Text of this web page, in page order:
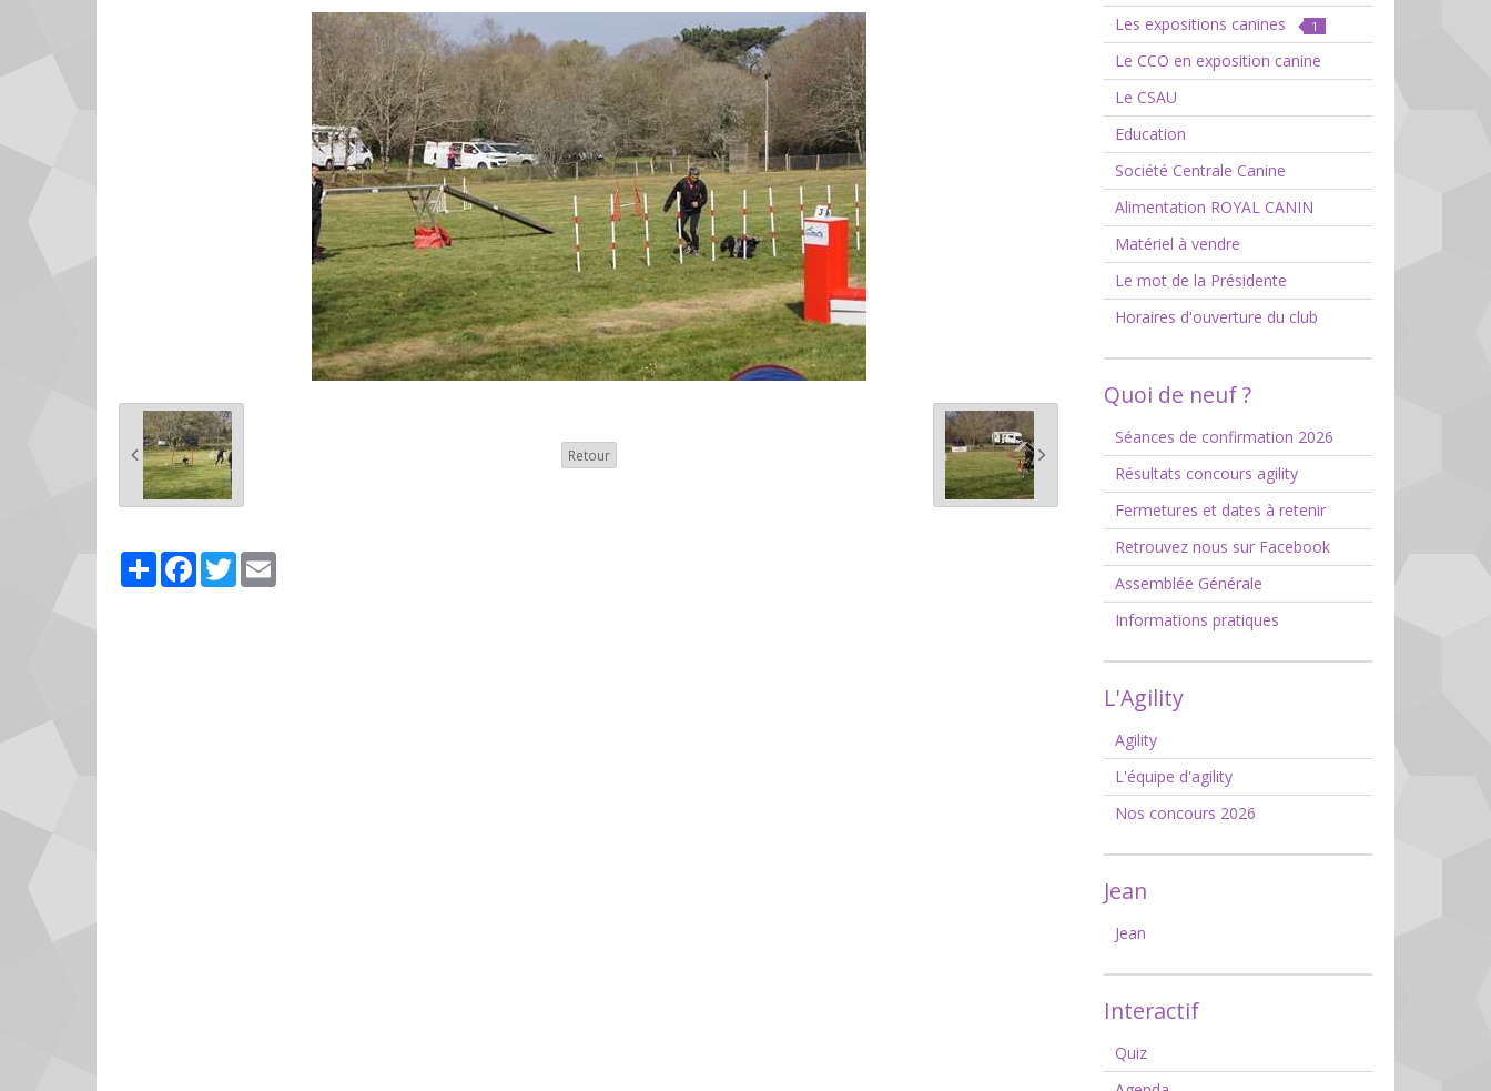
Retour
PartagerFacebook
Twitter
Les expositions canines 1
Le CCO en exposition canine
Le CSAU
Education
Société Centrale Canine
Alimentation ROYAL CANIN
Matériel à vendre
Le mot de la Présidente
Horaires d'ouverture du club
Quoi de neuf ?
Séances de confirmation 2026
Résultats concours agility
Fermetures et dates à retenir
Retrouvez nous sur Facebook
Assemblée Générale
Informations pratiques
L'Agility
Agility
L'équipe d'agility
Nos concours 2026
Jean
Jean
Interactif
Quiz